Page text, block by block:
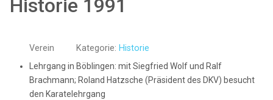
Historie 1991
Verein Kategorie:Historie
Lehrgang in Böblingen: mit Siegfried Wolf und Ralf
Brachmann; Roland Hatzsche (Präsident des DKV) besucht
den Karatelehrgang